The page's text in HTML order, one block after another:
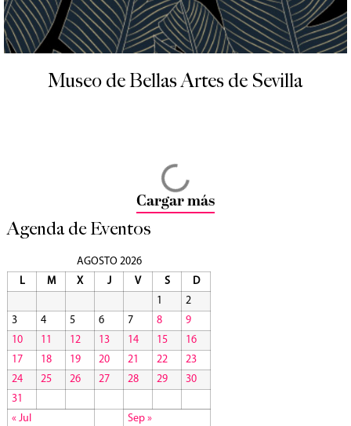
Museo de Bellas Artes de Sevilla
Cargar más
Agenda de Eventos
AGOSTO 2026
L
M X J V S
D
1
2
3
4 5 6 7 8
9
10
11 12 13 14 15
16
17
18 19 20 21 22
23
24
25 26 27 28 29
30
31
« Jul
Sep »